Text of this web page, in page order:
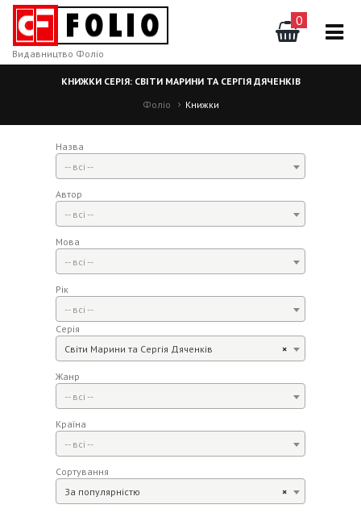
0
Видавництво Фоліо
КНИЖКИ СЕРІЯ: СВІТИ МАРИНИ ТА СЕРГІЯ ДЯЧЕНКІВ
Фоліо
Книжки
Назва
-- всі --
Автор
-- всі --
Мова
-- всі --
Рік
-- всі --
Серія
×
Світи Марини та Сергія Дяченків
Жанр
-- всі --
Країна
-- всі --
Сортування
×
За популярністю